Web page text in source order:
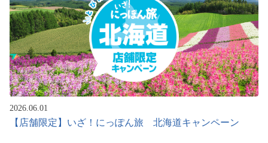
2026.06.01
【店舗限定】いざ！にっぽん旅 北海道キャンペーン